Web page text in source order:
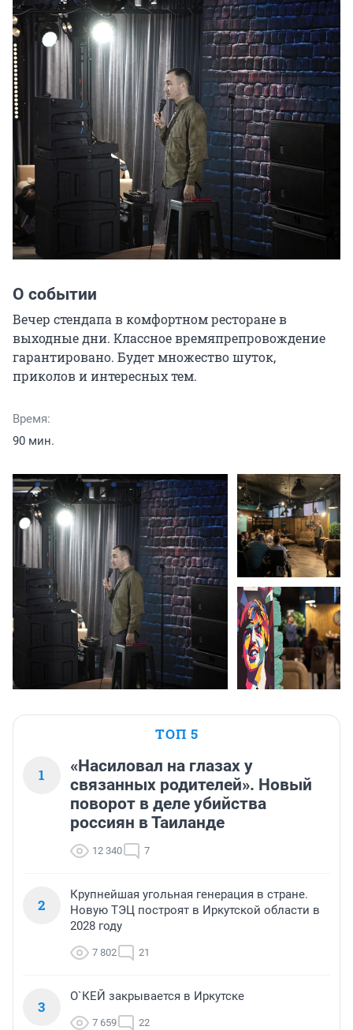
О событии
Вечер стендапа в комфортном ресторане в
выходные дни. Классное времяпрепровождение
гарантировано. Будет множество шуток,
приколов и интересных тем.
Время:
90 мин.
ТОП 5
1
«Насиловал на глазах у
связанных родителей». Новый
поворот в деле убийства
россиян в Таиланде
12 340 7
2
Крупнейшая угольная генерация в стране.
Новую ТЭЦ построят в Иркутской области в
2028 году
7 802 21
3
О`КЕЙ закрывается в Иркутске
7 659 22